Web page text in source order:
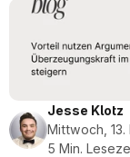
Jesse Klotz
Mittwoch,
5 Min.